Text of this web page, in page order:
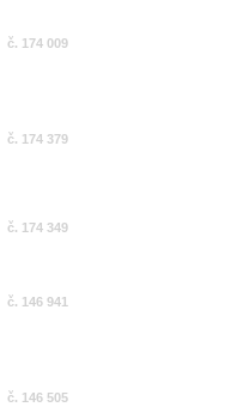
č. 174 009
č. 174 379
č. 174 349
č. 146 941
č. 146 505